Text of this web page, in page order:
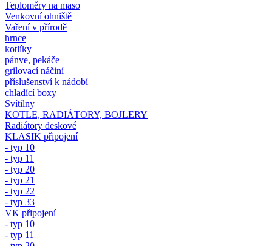
Teploměry na maso
Venkovní ohniště
Vaření v přírodě
hrnce
kotlíky
pánve, pekáče
grilovací náčiní
příslušenství k nádobí
chladící boxy
Svítilny
KOTLE, RADIÁTORY, BOJLERY
Radiátory deskové
KLASIK připojení
- typ 10
- typ 11
- typ 20
- typ 21
- typ 22
- typ 33
VK připojení
- typ 10
- typ 11